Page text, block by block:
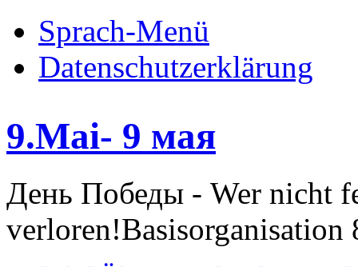
Sprach-Menü
Datenschutzerklärung
9.Mai- 9 мая
День Победы - Wer nicht
verloren!